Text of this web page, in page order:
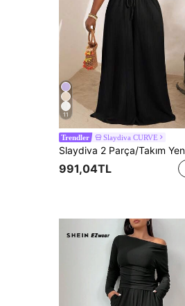
11
Trendler Slaydiva CURVE
991,04TL